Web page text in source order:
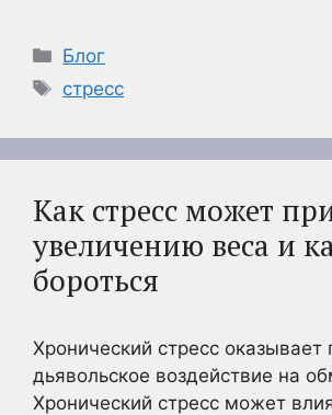
Рубрики
Блог
Метки
стресс
Как стресс может
увеличению веса и
бороться
Хронический стресс оказывает
дьявольское воздействие на
Хронический стресс может